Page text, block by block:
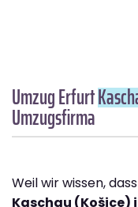
Umzug Erfurt
Umzugsfirma
Weil wir wissen, dass
Kaschau (Košice)